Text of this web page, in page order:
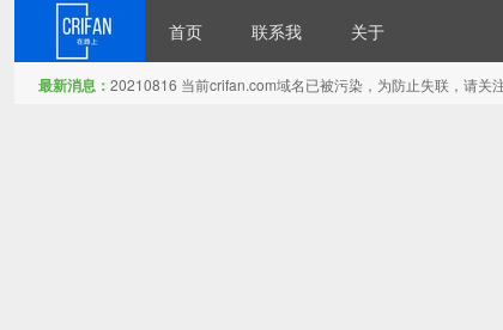
首页 联系我 关于
最新消息： 20210816 当前crifan.com域名已被污染，为防止失联，请关